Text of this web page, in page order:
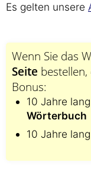
Es gelten unsere
Wenn Sie das
Seite
Bonus:
10 Jahre lang
Wörterbuch
10 Jahre lang